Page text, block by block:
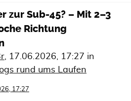
zur Sub-45? – Mit 2–3
Richtung
, 17.06.2026, 17:27 in
rund ums Laufen
17:27